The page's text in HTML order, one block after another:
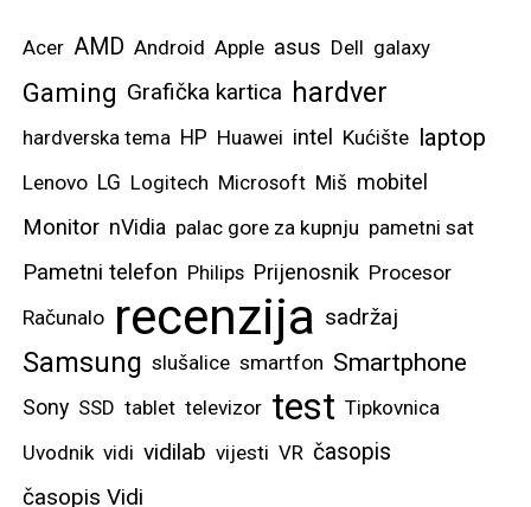
Acer AMD Android Apple asus Dell galaxy
Gaming Grafička kartica hardver
hardverska tema HP Huawei intel Kućište laptop
Lenovo LG Logitech Microsoft Miš mobitel
Monitor nVidia palac gore za kupnju pametni sat
Pametni telefon Philips Prijenosnik Procesor
Računalo recenzija sadržaj
Samsung slušalice smartfon Smartphone
Sony SSD tablet televizor test Tipkovnica
Uvodnik vidi vidilab vijesti VR časopis
časopis Vidi